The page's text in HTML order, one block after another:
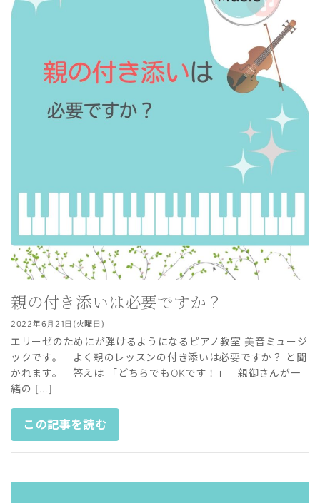
親の付き添いは必要ですか？
2022年6月21日(火曜日)
エリーゼのためにが弾けるようになるピアノ教室 美音ミュージ
ックです。 よく親のレッスンの付き添いは必要ですか？ と聞
かれます。 答えは 「どちらでもOKです！」 親御さんが一
緒の […]
この記事を読む